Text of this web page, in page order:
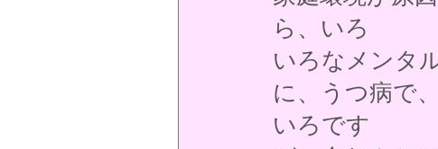
ら、いろ
いろなメンタ
に、うつ病で
いろです